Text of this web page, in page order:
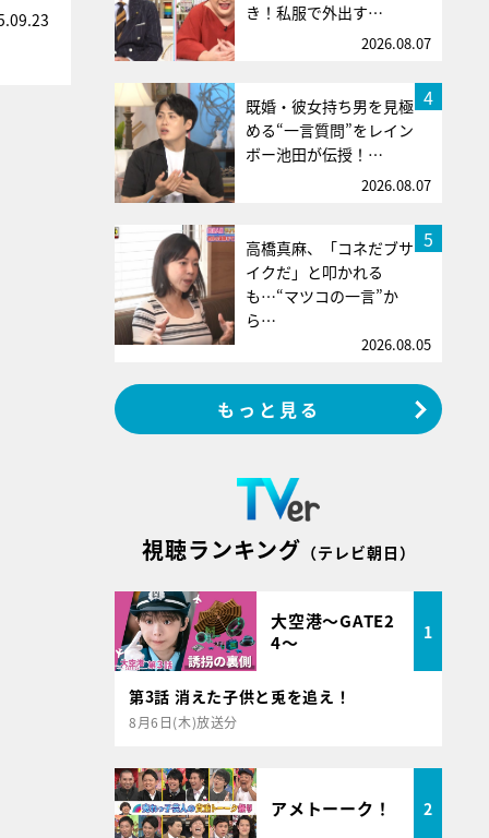
き！私服で外出す…
2026.08.07
4
既婚・彼女持ち男を見極
める“一言質問”をレイン
ボー池田が伝授！…
2026.08.07
5
高橋真麻、「コネだブサ
イクだ」と叩かれる
も…“マツコの一言”か
ら…
2026.08.05
もっと見る
視聴ランキング （テレビ朝日）
大空港～GATE2
4～
1
第3話 消えた子供と兎を追え！
8月6日(木)放送分
アメトーーク！ 2